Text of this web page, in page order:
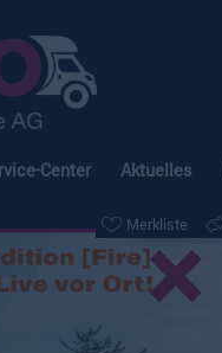
Center Aktuelles
×
Merkliste